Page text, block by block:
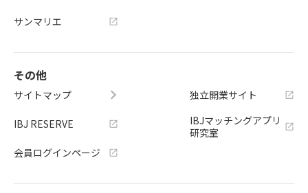
サンマリエ
その他
サイトマップ
IBJ RESERVE
会員ログインページ
独立開業サイト
IBJマッチングアプリ
研究室